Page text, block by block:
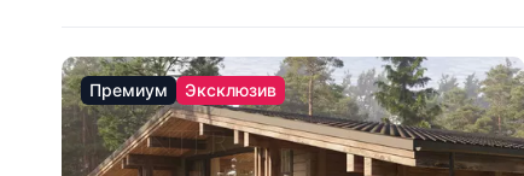
Премиум Эксклюзив